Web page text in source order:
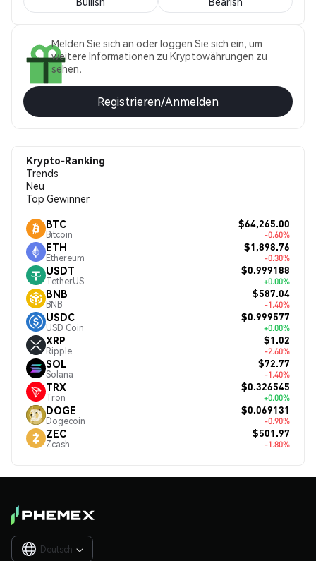
Melden Sie sich an oder loggen Sie sich ein, um
weitere Informationen zu Kryptowährungen zu
sehen.
Registrieren/Anmelden
Krypto-Ranking
Trends
Neu
Top Gewinner
BTC
Bitcoin
$64,265.00
-0.60%
ETH
Ethereum
$1,898.76
-0.30%
USDT
TetherUS
$0.999188
+0.00%
BNB
BNB
$587.04
-1.40%
USDC
USD Coin
$0.999577
+0.00%
XRP
Ripple
$1.02
-2.60%
SOL
Solana
$72.77
-1.40%
TRX
Tron
$0.326545
+0.00%
DOGE
Dogecoin
$0.069131
-0.90%
ZEC
Zcash
$501.97
-1.80%
Deutsch 